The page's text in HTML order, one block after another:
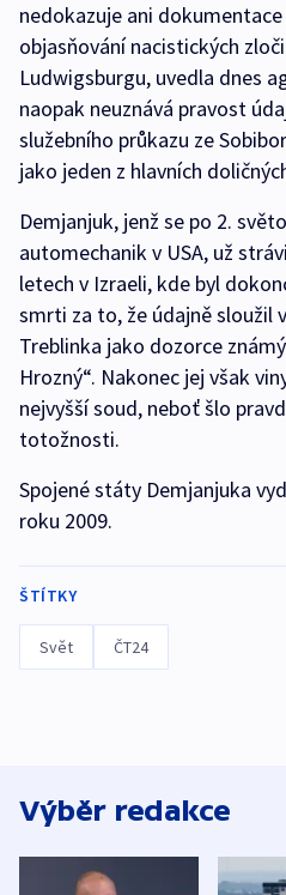
nedokazuje ani
objasňování nacistických
Ludwigsburgu, uvedla dnes
naopak neuznává pravost
služebního průkazu ze
jako jeden z hlavních
Demjanjuk, jenž se po 2.
automechanik v USA, už
letech v Izraeli, kde byl
smrti za to, že údajně sloužil
Treblinka jako dozorce
Hrozný“. Nakonec jej však
nejvyšší soud, neboť šlo
totožnosti.
Spojené státy Demjanjuka
roku 2009.
ŠTÍTKY
Svět ČT24
Výběr redakce